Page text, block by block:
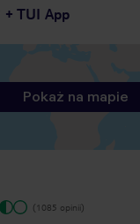
TUI App
Pokaż na mapie
(1085 opinii)